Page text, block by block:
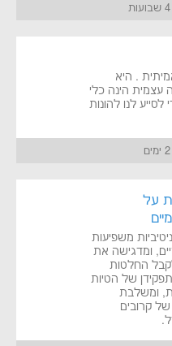
. היא
עצמית הינה כלי
לנו להונות
על
משפיעות
ומדגישה את
החלטות
של הטיות
ומשלבת
קרובים